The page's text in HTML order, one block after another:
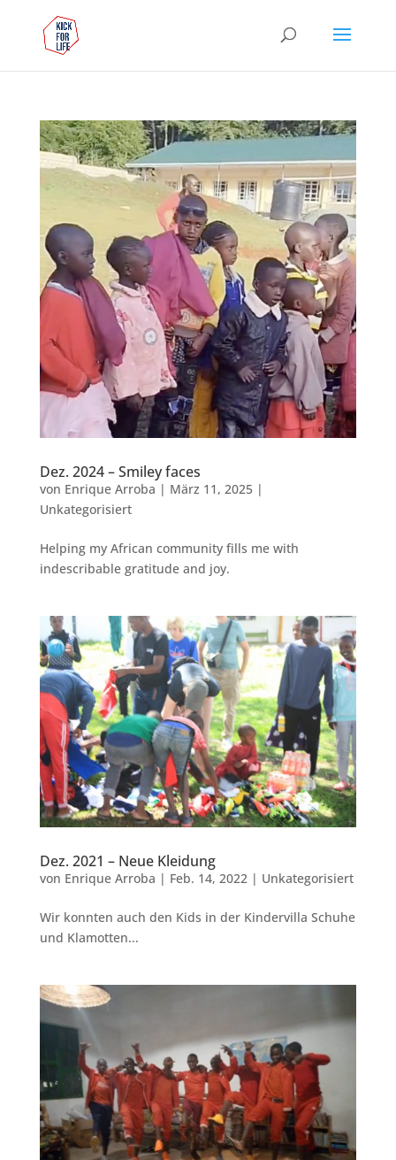
Dez. 2024 – Smiley faces
von Enrique Arroba | März 11, 2025|
Unkategorisiert
Helping my African community fills me with
indescribable gratitude and joy.
Dez. 2021 – Neue Kleidung
von Enrique Arroba | Feb. 14, 2022| Unkategorisiert
Wir konnten auch den Kids in der Kindervilla Schuhe
und Klamotten...